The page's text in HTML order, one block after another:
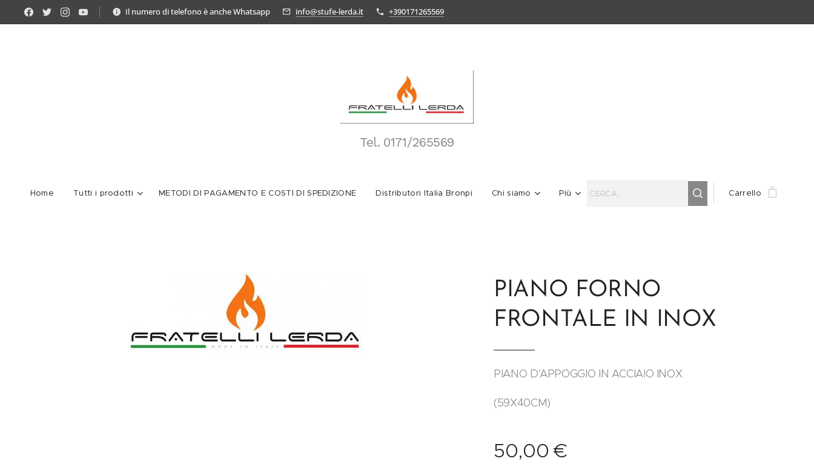
Il numero di telefono è anche Whatsapp info@stufe-lerda.it +390171265569
Tel. 0171/265569
Home Tutti i prodotti METODI DI PAGAMENTO E COSTI DI SPEDIZIONE Distributori Italia Bronpi Chi siamo Più Carrello
PIANO FORNO
FRONTALE IN INOX
PIANO D'APPOGGIO IN ACCIAIO INOX
(59X40CM)
50,00 €